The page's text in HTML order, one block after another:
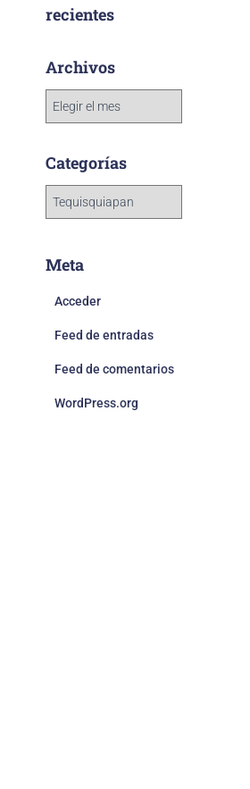
recientes
Archivos
Categorías
Meta
Acceder
Feed de entradas
Feed de comentarios
WordPress.org